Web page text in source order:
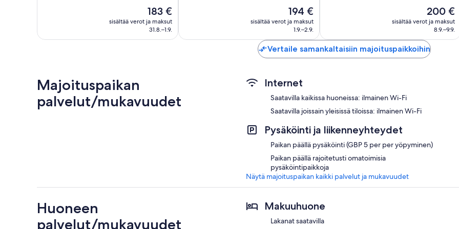
Hinta
on
183 €
183 €
sisältää verot ja maksut
31.8.–1.9.
Hinta
on
194 €
194 €
sisältää verot ja maksut
1.9.–2.9.
Hinta
on
200 €
200 €
sisältää verot ja maksut
8.9.–9.9.
Vertaile samankaltaisiin majoituspaikkoihin
Majoituspaikan
palvelut/mukavuudet
Internet
Saatavilla kaikissa huoneissa: ilmainen Wi-Fi
Saatavilla joissain yleisissä tiloissa: ilmainen Wi-Fi
Pysäköinti ja liikenneyhteydet
Paikan päällä pysäköinti (GBP 5 per per yöpyminen)
Paikan päällä rajoitetusti omatoimisia
pysäköintipaikkoja
Näytä majoituspaikan kaikki palvelut ja mukavuudet
Huoneen
palvelut/mukavuudet
Makuuhuone
Lakanat saatavilla